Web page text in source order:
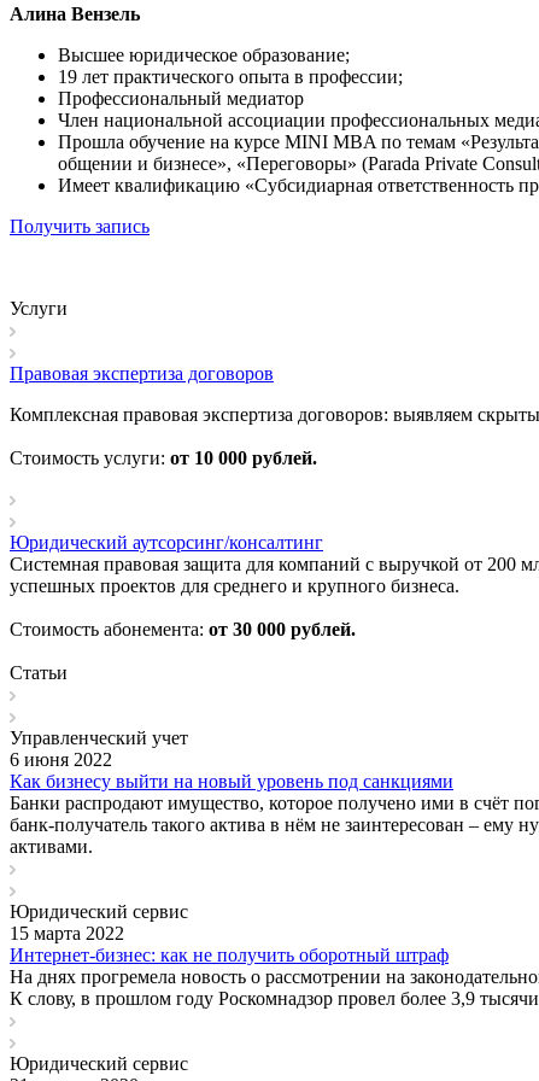
Алина Вензель
Высшее юридическое образование;
19 лет практического опыта в профессии;
Профессиональный медиатор
Член национальной ассоциации профессиональных
Прошла обучение на курсе MINI MBA по темам
общении и бизнесе», «Переговоры» (Parada Private
Имеет квалификацию «Субсидиарная ответственность
Получить запись
Услуги
Правовая экспертиза договоров
Комплексная правовая экспертиза договоров: выявляем
Стоимость услуги: от 10 000 рублей.
Юридический аутсорсинг/консалтинг
Системная правовая защита для компаний с выручкой от
успешных проектов для среднего и крупного бизнеса.
Стоимость абонемента: от 30 000 рублей.
Статьи
Управленческий учет
6 июня 2022
Как бизнесу выйти на новый уровень под санкциями
Банки распродают имущество, которое получено ими в счёт
банк-получатель такого актива в нём не заинтересован – ему
активами.
Юридический сервис
15 марта 2022
Интернет-бизнес: как не получить оборотный штраф
На днях прогремела новость о рассмотрении на
К слову, в прошлом году Роскомнадзор провел более 3,9
Юридический сервис